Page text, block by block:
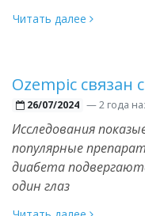
Читать далее
Ozempic связан
26/07/2024 —2 года
Исследования
популярные
диабета
один глаз